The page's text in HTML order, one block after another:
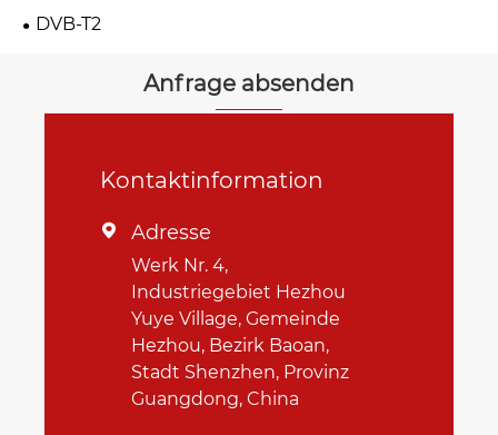
DVB-T2
Anfrage absenden
Kontaktinformation
 Adresse
Werk Nr. 4,
Industriegebiet Hezhou
Yuye Village, Gemeinde
Hezhou, Bezirk Baoan,
Stadt Shenzhen, Provinz
Guangdong, China